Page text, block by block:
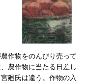
作物をのんびり売って
農作物に当たる日差し
廻氏は違う。作物の入